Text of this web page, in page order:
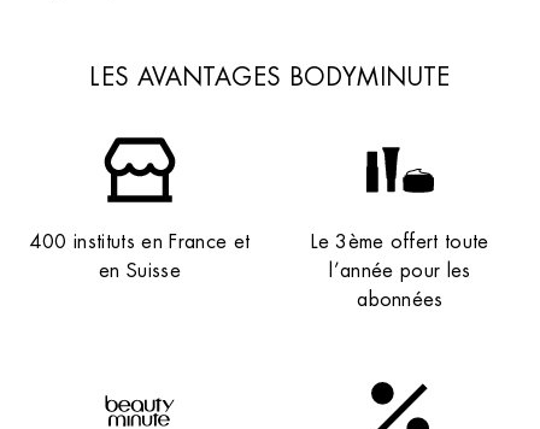
LES AVANTAGES BODYMINUTE
400 instituts en France et
en Suisse
Le 3ème offert toute
l’année pour les
abonnées